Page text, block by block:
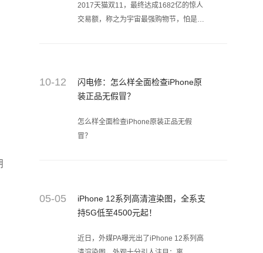
2017天猫双11，最终达成1682亿的惊人
交易额，称之为宇宙最强购物节，怕是没
10-12
闪电修：怎么样全面检查iPhone原
装正品无假冒？
怎么样全面检查iPhone原装正品无假
冒？
05-05
iPhone 12系列高清渲染图，全系支
持5G低至4500元起！
近日，外媒PA曝光出了iPhone 12系列高